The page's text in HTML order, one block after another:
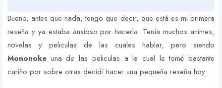
Bueno, antes que nada, tengo que decir, que está es mi primera
reseña y ya estaba ansioso por hacerla. Tenía muchos animes,
novelas y peliculas de las cuales hablar, pero siendo
Mononoke una de las peliculas a la cual le tomé bastante
cariño por sobre otras decidí hacer una pequeña reseña hoy.